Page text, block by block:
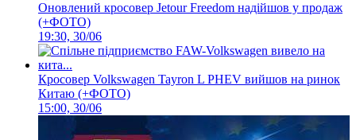
Оновлений кросовер Jetour Freedom надійшов у продаж
(+ФОТО)
19:30, 30/06
Кросовер Volkswagen Tayron L PHEV вийшов на ринок
Китаю (+ФОТО)
15:00, 30/06